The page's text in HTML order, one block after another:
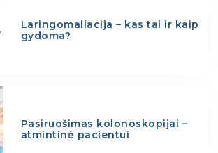
Laringomaliacija – kas tai ir kaip
gydoma?
Pasiruošimas kolonoskopijai –
atmintinė pacientui